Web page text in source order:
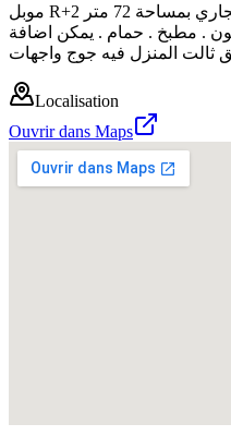
موبل R+2 قريب للقواسيم يحتوي على محل تجاري بمساحة 72 متر
2غرف صالون . مطبخ . حمام . يمكن اضافة
ثالت المنزل فيه جوج واجهات
Localisation
Ouvrir dans Maps